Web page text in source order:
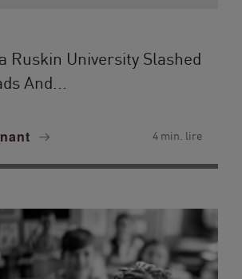
Ruskin University Slashed
And...
4 min. lire